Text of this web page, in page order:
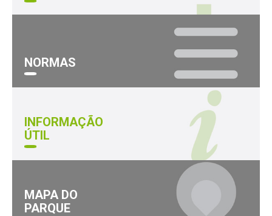
NORMAS
INFORMAÇÃO
ÚTIL
MAPA DO
PARQUE